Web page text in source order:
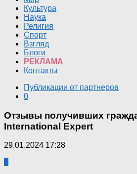
Культура
Наука
Религия
Спорт
Взгляд
Блоги
РЕКЛАМА
Контакты
Публикации от партнеров
0
Отзывы получивших
International Expert
29.01.2024 17:28